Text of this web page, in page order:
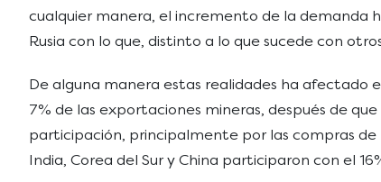
cualquier manera, el incremento de la demanda
Rusia con lo que, distinto a lo que sucede con
De alguna manera estas realidades ha afectado
7% de las exportaciones mineras, después de
participación, principalmente por las compras de
India, Corea del Sur y China participaron con el